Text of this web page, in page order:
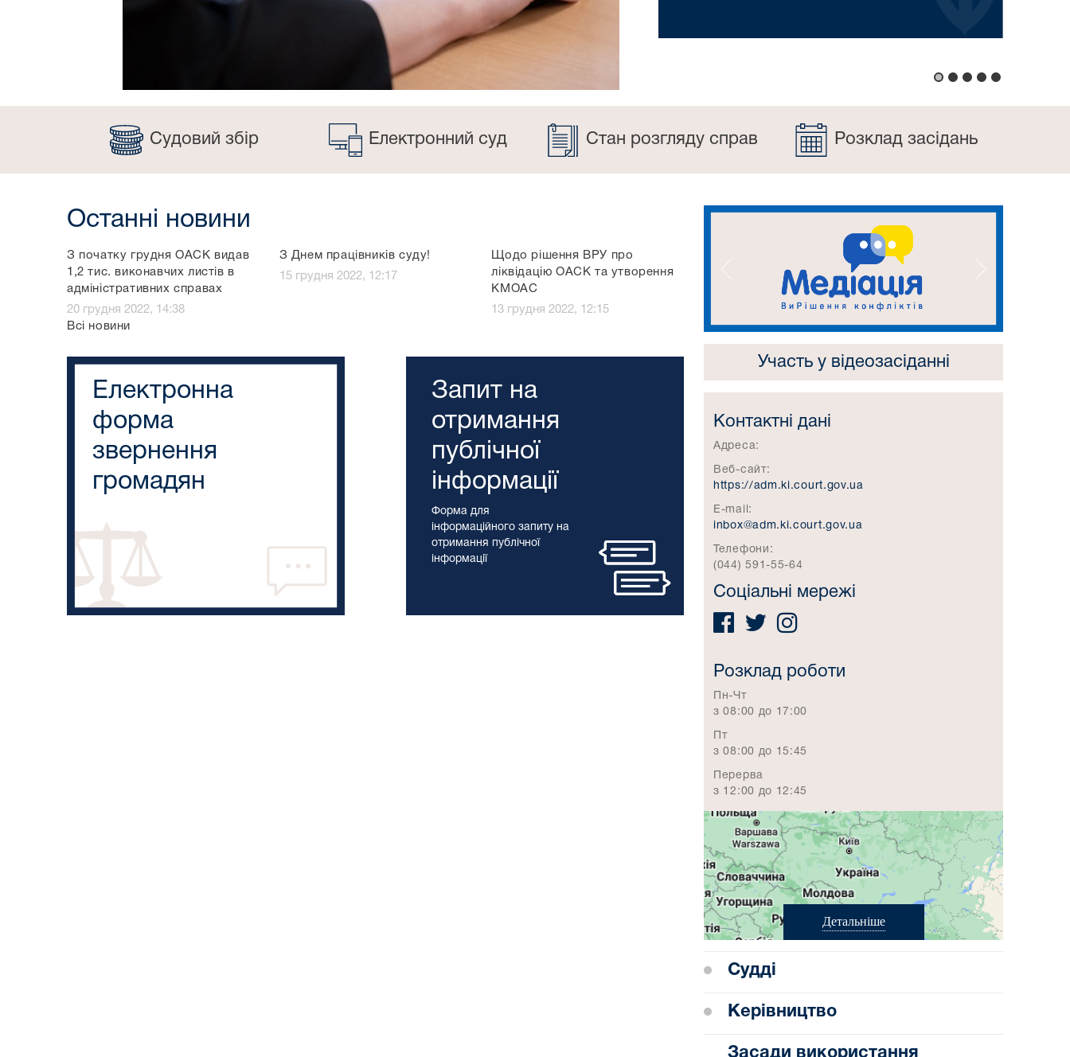
Судовий збір Електронний суд Стан розгляду справ Розклад засідань
Останні новини
З початку грудня ОАСК видав
1,2 тис. виконавчих листів в
адміністративних справах
20 грудня 2022, 14:38
З Днем працівників суду!
15 грудня 2022, 12:17
Щодо рішення ВРУ про
ліквідацію ОАСК та утворення
КМОАС
13 грудня 2022, 12:15
Всі новини
Електронна
форма
звернення
громадян
Запит на
отримання
публічної
інформації
Форма для
інформаційного запиту на
отримання публічної
інформації
Попередній
Участь у відеозасіданні
Контактні дані
Адреса:
Веб-сайт:
https://adm.ki.court.gov.ua
E-mail:
inbox@adm.ki.court.gov.ua
Телефони:
(044) 591-55-64
Соціальні мережі
Розклад роботи
Пн-Чт
з 08:00 до 17:00
Пт
з 08:00 до 15:45
Перерва
з 12:00 до 12:45
Детальніше
Судді
Керівництво
Засади використання